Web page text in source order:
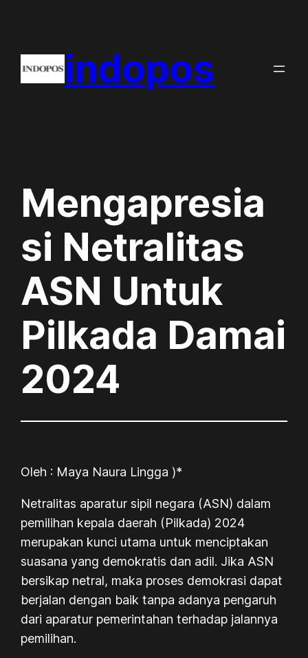
content
indopos
Mengapresia
si Netralitas
ASN Untuk
Pilkada Damai
2024
Oleh : Maya Naura Lingga )*
Netralitas aparatur sipil negara (ASN) dalam
pemilihan kepala daerah (Pilkada) 2024
merupakan kunci utama untuk menciptakan
suasana yang demokratis dan adil. Jika ASN
bersikap netral, maka proses demokrasi dapat
berjalan dengan baik tanpa adanya pengaruh
dari aparatur pemerintahan terhadap jalannya
pemilihan.